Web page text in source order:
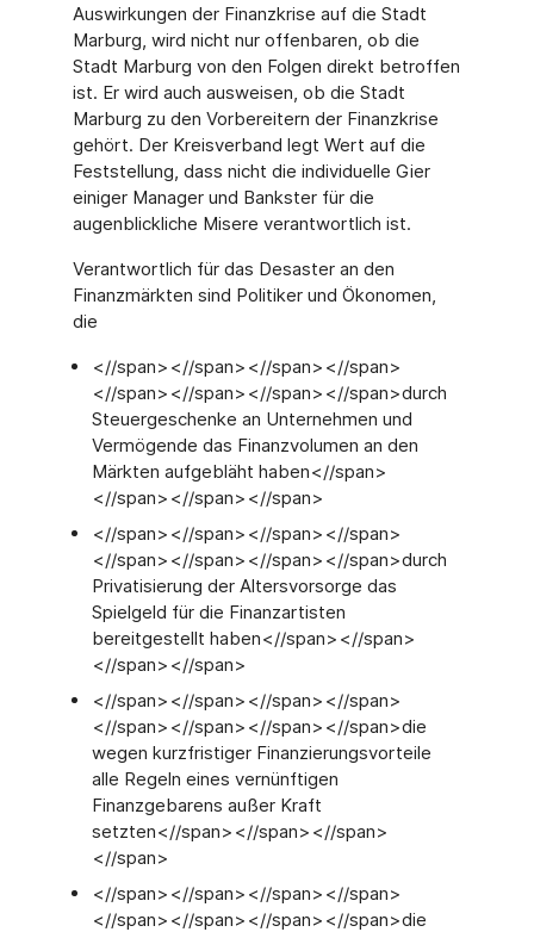
Auswirkungen der Finanzkrise auf die Stadt
Marburg, wird nicht nur offenbaren, ob die
Stadt Marburg von den Folgen direkt betroffen
ist. Er wird auch ausweisen, ob die Stadt
Marburg zu den Vorbereitern der Finanzkrise
gehört. Der Kreisverband legt Wert auf die
Feststellung, dass nicht die individuelle Gier
einiger Manager und Bankster für die
augenblickliche Misere verantwortlich ist.
Verantwortlich für das Desaster an den
Finanzmärkten sind Politiker und Ökonomen,
die
<//span><//span><//span><//span>
<//span><//span><//span><//span>durch
Steuergeschenke an Unternehmen und
Vermögende das Finanzvolumen an den
Märkten aufgebläht haben<//span>
<//span><//span><//span>
<//span><//span><//span><//span>
<//span><//span><//span><//span>durch
Privatisierung der Altersvorsorge das
Spielgeld für die Finanzartisten
bereitgestellt haben<//span><//span>
<//span><//span>
<//span><//span><//span><//span>
<//span><//span><//span><//span>die
wegen kurzfristiger Finanzierungsvorteile
alle Regeln eines vernünftigen
Finanzgebarens außer Kraft
setzten<//span><//span><//span>
<//span>
<//span><//span><//span><//span>
<//span><//span><//span><//span>die